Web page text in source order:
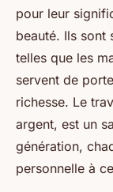
pour leur
beauté. Ils sont
telles que les
servent de
richesse. Le
argent, est un
génération,
personnelle à